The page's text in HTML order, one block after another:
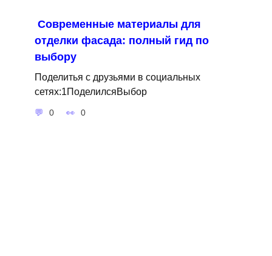
Современные материалы для
отделки фасада: полный гид по
выбору
Поделитья с друзьями в социальных
сетях:1ПоделилсяВыбор
0 0